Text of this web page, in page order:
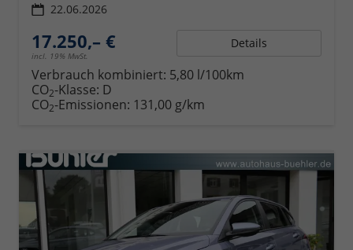
22.06.2026
17.250,– €
incl. 19% MwSt.
Details
Verbrauch kombiniert: 5,80 l/100km
CO2-Klasse: D
CO2-Emissionen: 131,00 g/km